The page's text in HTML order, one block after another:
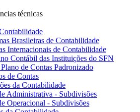
técnicas
Brasileiras de Contabilidade
Internacionais de Contabilidade
Contábil das Instituições do SFN
de Contas Padronizado
de Contas
da Contabilidade
Administrativa - Subdivisões
Operacional - Subdivisões